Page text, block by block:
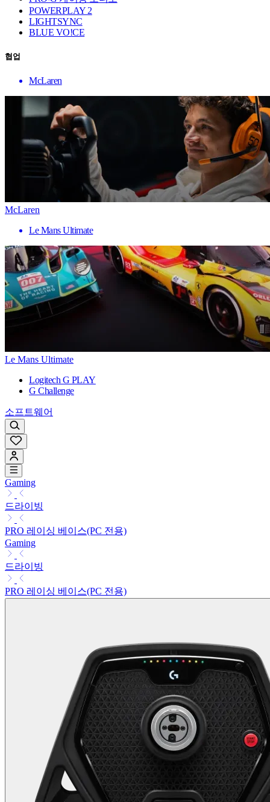
POWERPLAY 2
LIGHTSYNC
BLUE VO!CE
협업
McLaren
McLaren
Le Mans Ultimate
Le Mans Ultimate
Logitech G PLAY
G Challenge
소프트웨어
Gaming
드라이빙
PRO 레이싱 베이스(PC 전용)
Gaming
드라이빙
PRO 레이싱 베이스(PC 전용)